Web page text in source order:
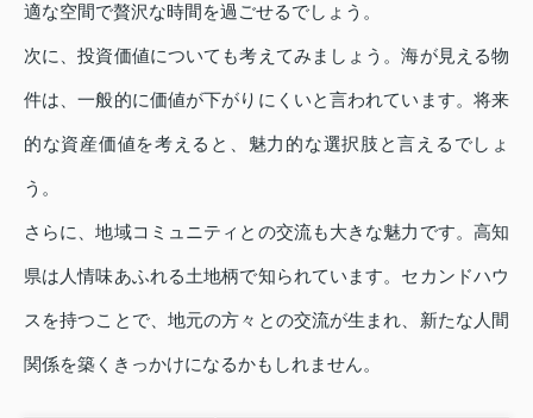
適な空間で贅沢な時間を過ごせるでしょう。
次に、投資価値についても考えてみましょう。海が見える物
件は、一般的に価値が下がりにくいと言われています。将来
的な資産価値を考えると、魅力的な選択肢と言えるでしょ
う。
さらに、地域コミュニティとの交流も大きな魅力です。高知
県は人情味あふれる土地柄で知られています。セカンドハウ
スを持つことで、地元の方々との交流が生まれ、新たな人間
関係を築くきっかけになるかもしれません。